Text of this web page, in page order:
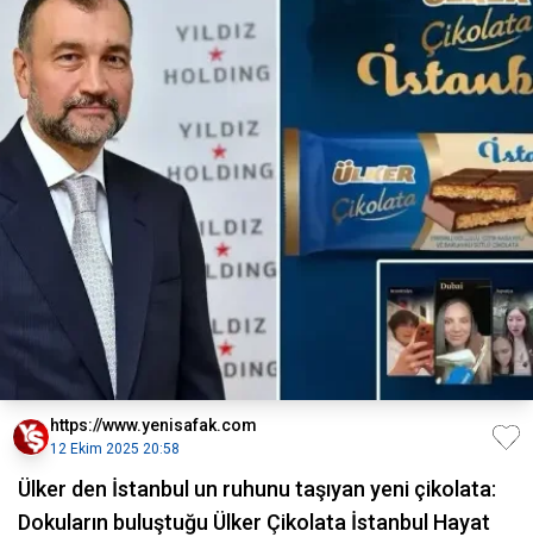
https://www.yenisafak.com
12 Ekim 2025 20:58
Ülker den İstanbul un ruhunu taşıyan yeni çikolata:
Dokuların buluştuğu Ülker Çikolata İstanbul Hayat